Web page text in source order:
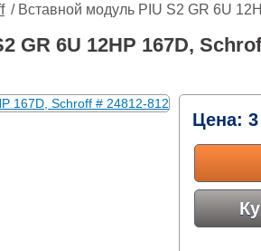
/ Вставной модуль PIU S2 GR 6U
GR 6U 12HP 167D,
Цена: